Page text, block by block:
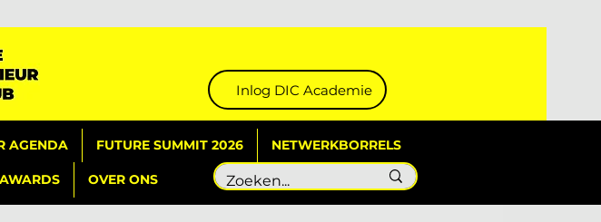
Inlog DIC Academie
AGENDA FUTURE SUMMIT 2026 NETWERKBORRELS
AWARDS OVER ONS